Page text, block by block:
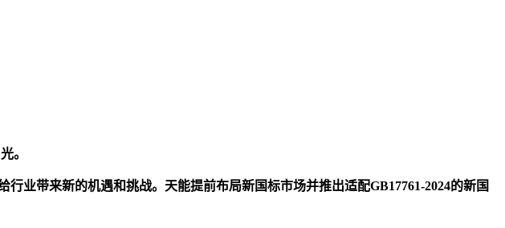
。
业带来新的机遇和挑战。天能提前布局新国标市场并推出适配GB17761-2024的新国